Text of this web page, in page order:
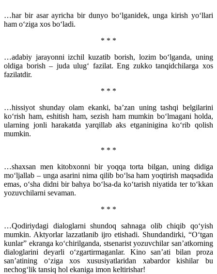
…har bir asar ayricha bir dunyo bo‘lganidek, unga kirish yo‘llari
ham o‘ziga xos bo‘ladi.
* * *
…adabiy jarayonni izchil kuzatib borish, lozim bo‘lganda, uning
oldiga borish – juda ulug‘ fazilat. Eng zukko tanqidchilarga xos
fazilatdir.
* * *
…hissiyot shunday olam ekanki, ba’zan uning tashqi belgilarini
ko‘rish ham, eshitish ham, sezish ham mumkin bo‘lmagani holda,
ularning jonli harakatda yarqillab aks etganinigina ko‘rib qolish
mumkin.
* * *
…shaxsan men kitobxonni bir yoqqa torta bilgan, uning didiga
mo‘ljallab – unga asarini nima qilib bo‘lsa ham yoqtirish maqsadida
emas, o‘sha didni bir bahya bo‘lsa-da ko‘tarish niyatida ter to‘kkan
yozuvchilarni sevaman.
* * *
…Qodiriydagi dialoglarni shundoq sahnaga olib chiqib qo‘yish
mumkin. Aktyorlar lazzatlanib ijro etishadi. Shundandirki, “O‘tgan
kunlar” ekranga ko‘chirilganda, stsenarist yozuvchilar san’atkorning
dialoglarini deyarli o‘zgartirmaganlar. Kino san’ati bilan proza
san’atining o‘ziga xos xususiyatlaridan xabardor kishilar bu
nechog‘lik tansiq hol ekaniga imon keltirishar!